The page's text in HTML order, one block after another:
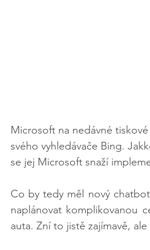
Microsoft na nedávné
svého vyhledávače Bing.
se jej Microsoft snaží
Co by tedy měl nový
naplánovat komplikovanou
auta. Zní to jistě zajímavě,